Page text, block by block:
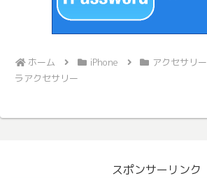
ホーム iPhone アクセサリー
ラアクセサリー
スポンサーリンク